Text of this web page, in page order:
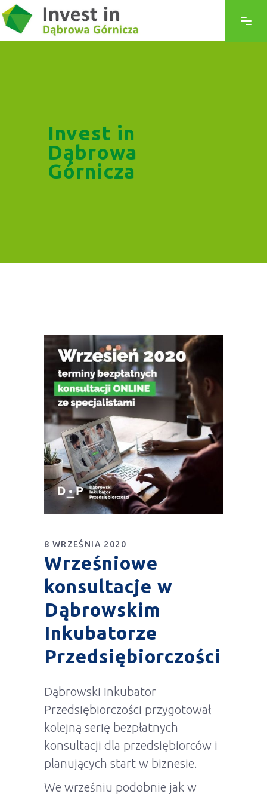
Invest in
Dąbrowa
Górnicza
8 WRZEŚNIA 2020
Wrześniowe
konsultacje w
Dąbrowskim
Inkubatorze
Przedsiębiorczości
Dąbrowski Inkubator
Przedsiębiorczości przygotował
kolejną serię bezpłatnych
konsultacji dla przedsiębiorców i
planujących start w biznesie.
We wrześniu podobnie jak w